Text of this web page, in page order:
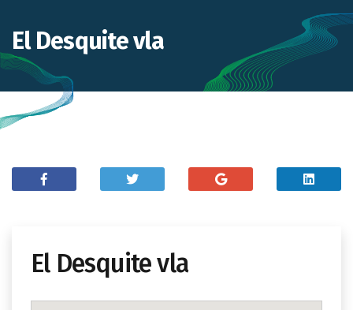
El Desquite vla
El Desquite vla